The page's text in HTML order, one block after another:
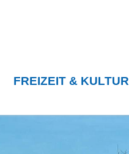
FREIZEIT & KULTUR